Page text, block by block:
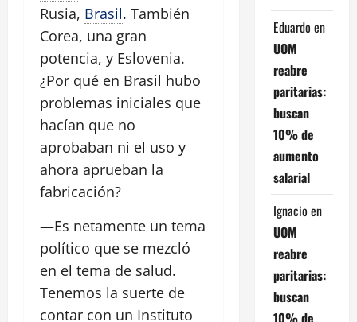
Rusia, Brasil. También
Corea, una gran
potencia, y Eslovenia.
¿Por qué en Brasil hubo
problemas iniciales que
hacían que no
aprobaban ni el uso y
ahora aprueban la
fabricación?
—Es netamente un tema
político que se mezcló
en el tema de salud.
Tenemos la suerte de
contar con un Instituto
Eduardo en
UOM
reabre
paritarias:
buscan
10% de
aumento
salarial
Ignacio en
UOM
reabre
paritarias:
buscan
10% de